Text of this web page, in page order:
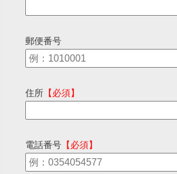
郵便番号
住所 【必須】
電話番号 【必須】